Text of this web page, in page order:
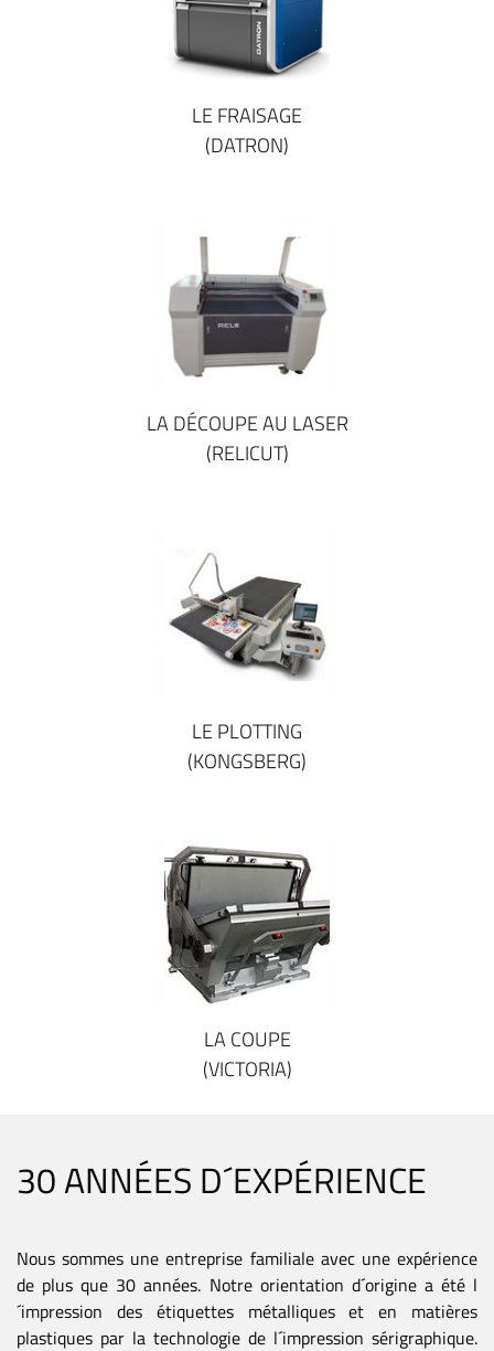
LE FRAISAGE
(DATRON)
LA DÉCOUPE AU LASER
(RELICUT)
LE PLOTTING
(KONGSBERG)
LA COUPE
(VICTORIA)
30 ANNÉES D´EXPÉRIENCE
Nous sommes une entreprise familiale avec une expérience
de plus que 30 années. Notre orientation d´origine a été l
´impression des étiquettes métalliques et en matières
plastiques par la technologie de l´impression sérigraphique.